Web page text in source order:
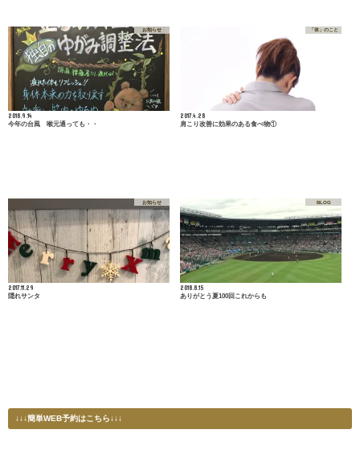
お知らせ
2018.9.14
今年の台風 喉元通っても・・
「体」のこと
2017.4.28
肩こり改善に効果のある食べ物①
お知らせ
2017.11.29
隠れサンタ
BLOG
2018.8.15
ありがとう夏100回これからも
↓↓↓簡単WEB予約はこちら↓↓↓